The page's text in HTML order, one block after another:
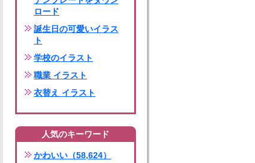
ロード
誕生日の可愛いイラス
ト
学校のイラスト
職業 イラスト
衣替え イラスト
人気のキーワード
かわいい（58,624）